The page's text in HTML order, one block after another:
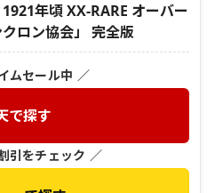
年頃 XX-RARE オーバー
ロン協会」 完全版
ムセール中 ／
で探す
引をチェック ／